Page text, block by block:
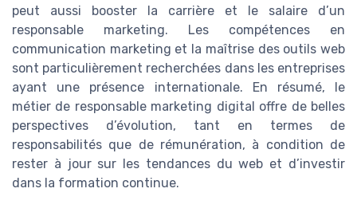
peut aussi booster la carrière et le salaire d’un
responsable marketing. Les compétences en
communication marketing et la maîtrise des outils web
sont particulièrement recherchées dans les entreprises
ayant une présence internationale. En résumé, le
métier de responsable marketing digital offre de belles
perspectives d’évolution, tant en termes de
responsabilités que de rémunération, à condition de
rester à jour sur les tendances du web et d’investir
dans la formation continue.